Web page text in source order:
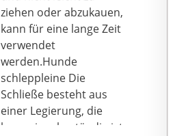
Leine zu führen. Es ist
viel einfacher, mit zwei
Hunden gleichzeitig zu
laufen.
360° drehbare
Metallschnalle: Der
hundeleine drehbare
Metallkarabiner kann
ziehen oder abzukauen,
kann für eine lange Zeit
verwendet
werden.Hunde
schleppleine Die
Schließe besteht aus
einer Legierung, die
korrosionsbeständig ist